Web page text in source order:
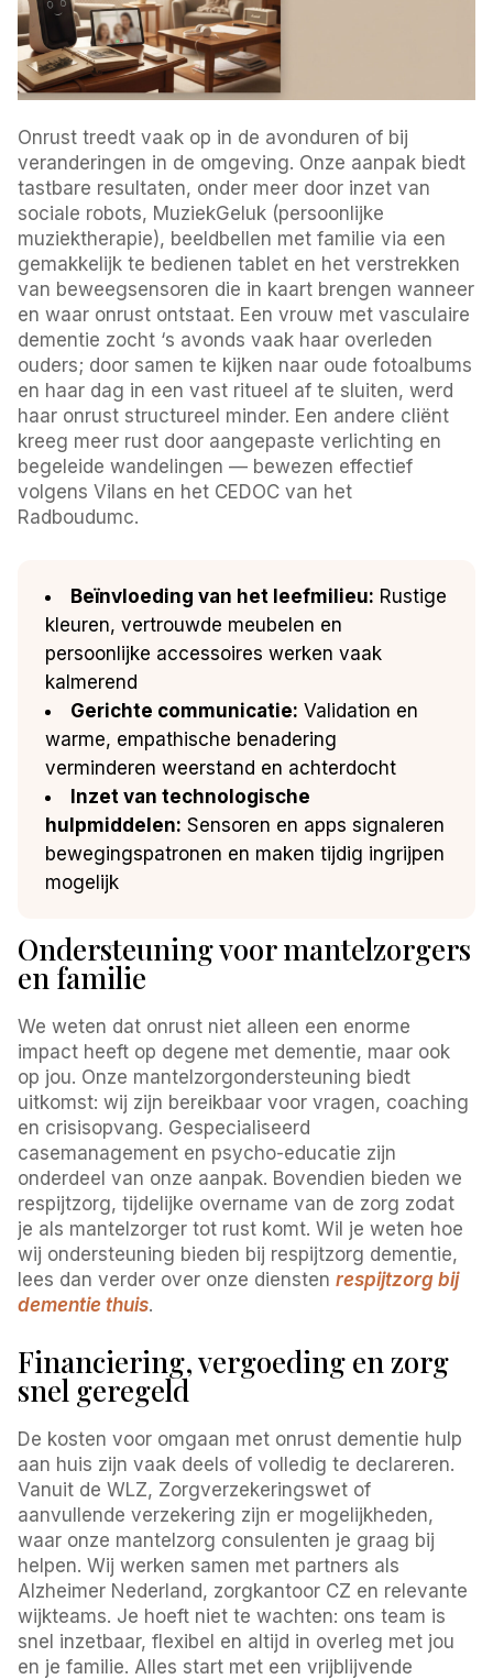
Onrust treedt vaak op in de avonduren of bij
veranderingen in de omgeving. Onze aanpak biedt
tastbare resultaten, onder meer door inzet van
sociale robots, MuziekGeluk (persoonlijke
muziektherapie), beeldbellen met familie via een
gemakkelijk te bedienen tablet en het verstrekken
van beweegsensoren die in kaart brengen wanneer
en waar onrust ontstaat. Een vrouw met vasculaire
dementie zocht ‘s avonds vaak haar overleden
ouders; door samen te kijken naar oude fotoalbums
en haar dag in een vast ritueel af te sluiten, werd
haar onrust structureel minder. Een andere cliënt
kreeg meer rust door aangepaste verlichting en
begeleide wandelingen — bewezen effectief
volgens Vilans en het CEDOC van het
Radboudumc.
Beïnvloeding van het leefmilieu: Rustige
kleuren, vertrouwde meubelen en
persoonlijke accessoires werken vaak
kalmerend
Gerichte communicatie: Validation en
warme, empathische benadering
verminderen weerstand en achterdocht
Inzet van technologische
hulpmiddelen: Sensoren en apps signaleren
bewegingspatronen en maken tijdig ingrijpen
mogelijk
Ondersteuning voor mantelzorgers
en familie
We weten dat onrust niet alleen een enorme
impact heeft op degene met dementie, maar ook
op jou. Onze mantelzorgondersteuning biedt
uitkomst: wij zijn bereikbaar voor vragen, coaching
en crisisopvang. Gespecialiseerd
casemanagement en psycho-educatie zijn
onderdeel van onze aanpak. Bovendien bieden we
respijtzorg, tijdelijke overname van de zorg zodat
je als mantelzorger tot rust komt. Wil je weten hoe
wij ondersteuning bieden bij respijtzorg dementie,
lees dan verder over onze dienstenrespijtzorg bij
dementie thuis.
Financiering, vergoeding en zorg
snel geregeld
De kosten voor omgaan met onrust dementie hulp
aan huis zijn vaak deels of volledig te declareren.
Vanuit de WLZ, Zorgverzekeringswet of
aanvullende verzekering zijn er mogelijkheden,
waar onze mantelzorg consulenten je graag bij
helpen. Wij werken samen met partners als
Alzheimer Nederland, zorgkantoor CZ en relevante
wijkteams. Je hoeft niet te wachten: ons team is
snel inzetbaar, flexibel en altijd in overleg met jou
en je familie. Alles start met een vrijblijvende